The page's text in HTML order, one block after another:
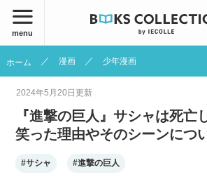
menu
ホーム 漫画 少年漫画
2024年5月20日更新
『進撃の巨人』サシャは死亡
笑った理由やそのシーンにつ
#サシャ #進撃の巨人